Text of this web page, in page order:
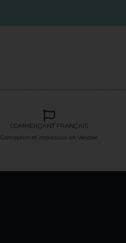
COMMERÇANT FRANÇAIS
Conception et impression en Vendée